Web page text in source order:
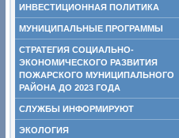
ИНВЕСТИЦИОННАЯ ПОЛИТИКА
МУНИЦИПАЛЬНЫЕ ПРОГРАММЫ
СТРАТЕГИЯ СОЦИАЛЬНО-
ЭКОНОМИЧЕСКОГО РАЗВИТИЯ
ПОЖАРСКОГО МУНИЦИПАЛЬНОГО
РАЙОНА ДО 2023 ГОДА
СЛУЖБЫ ИНФОРМИРУЮТ
ЭКОЛОГИЯ